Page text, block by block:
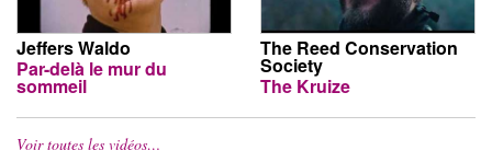
Jeffers Waldo
Par-delà le mur du
sommeil
The Reed Conservation
Society
The Kruize
Voir toutes les vidéos…